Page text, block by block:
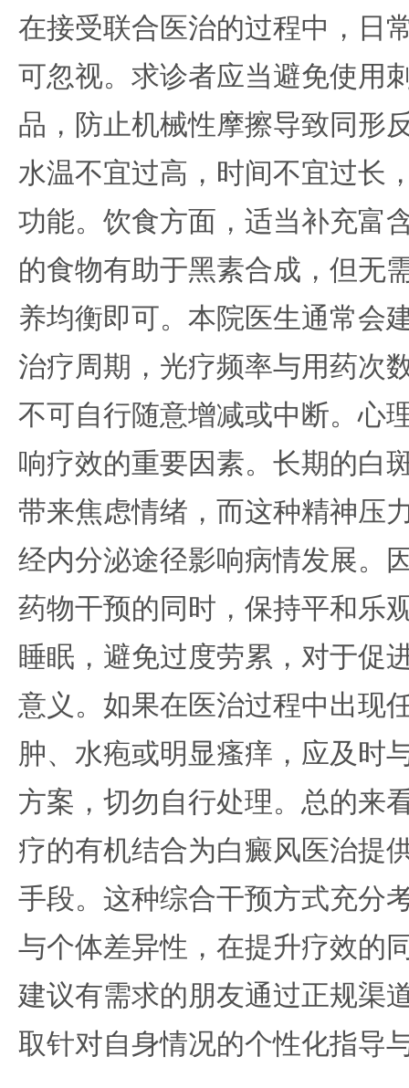
在接受联合医治的过程中，日
可忽视。求诊者应当避免使用
品，防止机械性摩擦导致同形
水温不宜过高，时间不宜过长
功能。饮食方面，适当补充富
的食物有助于黑素合成，但无
养均衡即可。本院医生通常会
治疗周期，光疗频率与用药次
不可自行随意增减或中断。心
响疗效的重要因素。长期的白
带来焦虑情绪，而这种精神压
经内分泌途径影响病情发展。
药物干预的同时，保持平和乐
睡眠，避免过度劳累，对于促
意义。如果在医治过程中出现
肿、水疱或明显瘙痒，应及时
方案，切勿自行处理。总的来
疗的有机结合为白癜风医治提
手段。这种综合干预方式充分
与个体差异性，在提升疗效的
建议有需求的朋友通过正规渠
取针对自身情况的个性化指导